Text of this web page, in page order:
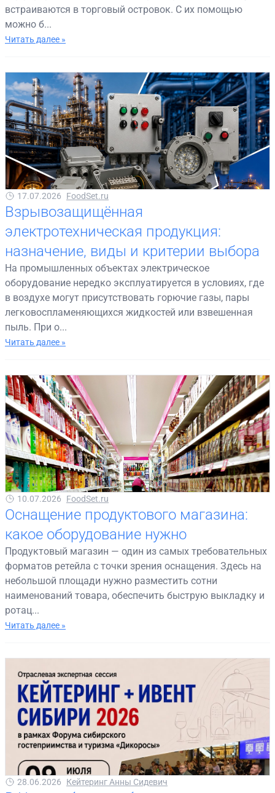
встраиваются в торговый островок. С их помощью
можно б...
Читать далее »
17.07.2026 FoodSet.ru
Взрывозащищённая
электротехническая продукция:
назначение, виды и критерии выбора
На промышленных объектах электрическое
оборудование нередко эксплуатируется в условиях, где
в воздухе могут присутствовать горючие газы, пары
легковоспламеняющихся жидкостей или взвешенная
пыль. При о...
Читать далее »
10.07.2026 FoodSet.ru
Оснащение продуктового магазина:
какое оборудование нужно
Продуктовый магазин — один из самых требовательных
форматов ретейла с точки зрения оснащения. Здесь на
небольшой площади нужно разместить сотни
наименований товара, обеспечить быструю выкладку и
ротац...
Читать далее »
28.06.2026 Кейтеринг Анны Сидевич